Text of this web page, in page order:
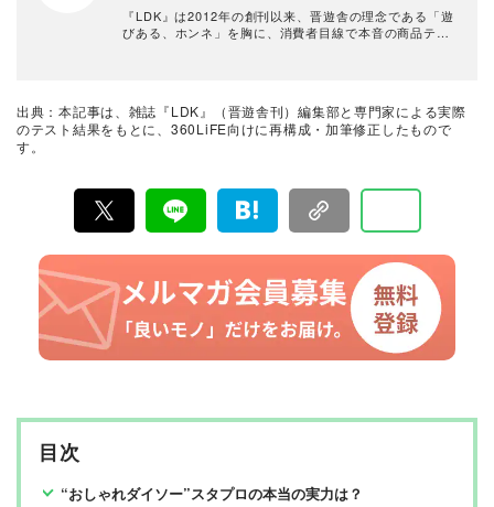
『LDK』は2012年の創刊以来、晋遊舎の理念である「遊
びある、ホンネ」を胸に、消費者目線で本音の商品テス
て見つけた「本当に良いもの」と「お役立ち情報」を厳
選してあなたにお届け。編集長・高橋咲彩を中心に、11
出典：本記事は、雑誌『LDK』（晋遊舎刊）編集部と専門家による実際
のテスト結果をもとに、360LiFE向けに再構成・加筆修正したもので
す。
目次
“おしゃれダイソー”スタプロの本当の実力は？